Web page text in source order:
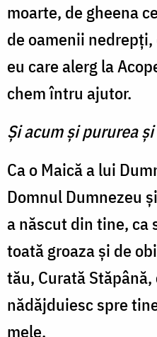
moarte, de gheena
de oamenii
eu care alerg la
chem întru ajutor.
Şi acum şi pururea
Ca o Maică a lui
Domnul Dumnezeu
a născut din tine, ca
toată groaza şi de
tău, Curată Stăpână,
nădăjduiesc spre
mele.